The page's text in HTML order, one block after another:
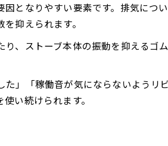
となりやすい要素です。排気に
抑えられます。
、ストーブ本体の振動を抑えるゴ
」「稼働音が気にならないよう
い続けられます。